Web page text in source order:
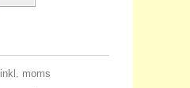
inkl. moms